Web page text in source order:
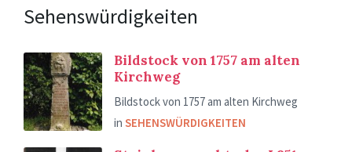
Sehenswürdigkeiten
Bildstock von 1757 am alten
Kirchweg
Bildstock von 1757 am alten Kirchweg
in SEHENSWÜRDIGKEITEN